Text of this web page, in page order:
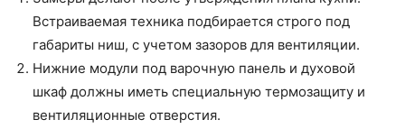
Встраиваемая техника подбирается строго под
габариты ниш, с учетом зазоров для вентиляции.
Нижние модули под варочную панель и духовой
шкаф должны иметь специальную термозащиту и
вентиляционные отверстия.